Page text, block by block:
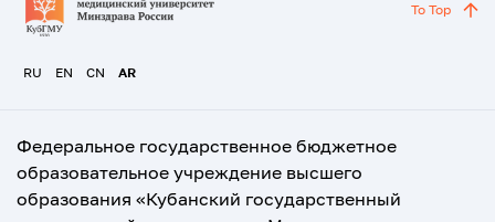
RU EN CN AR
To Top
Федеральное государственное бюджетное
образовательное учреждение высшего
образования «Кубанский государственный